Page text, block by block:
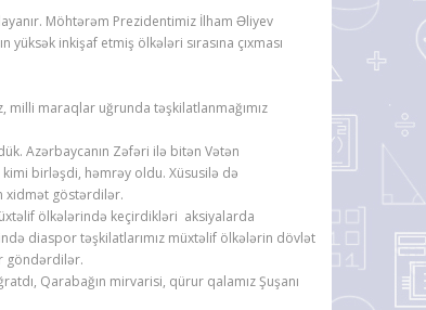
Möhtərəm Prezidentimiz İlham Əliyev
inkişaf etmiş ölkələri sırasına çıxması
milli maraqlar uğrunda təşkilatlanmağımız
Azərbaycanın Zəfəri ilə bitən Vətən
birləşdi, həmrəy oldu. Xüsusilə də
xidmət göstərdilər.
ölkələrində keçirdikləri aksiyalarda
diaspor təşkilatlarımız müxtəlif ölkələrin dövlət
göndərdilər.
Qarabağın mirvarisi, qürur qalamız Şuşanı